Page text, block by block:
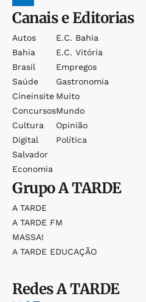
Canais e Editorias
Autos
Bahia
Brasil
Saúde
Cineinsite
Concursos
Cultura
Digital
Salvador
Economia
E.c. Bahia
E.c. Vitória
Empregos
Gastronomia
Muito
Mundo
Opinião
Política
GrupoA TARDE
A TARDE
A TARDE FM
MASSA!
A TARDE EDUCAÇÃO
RedesA TARDE